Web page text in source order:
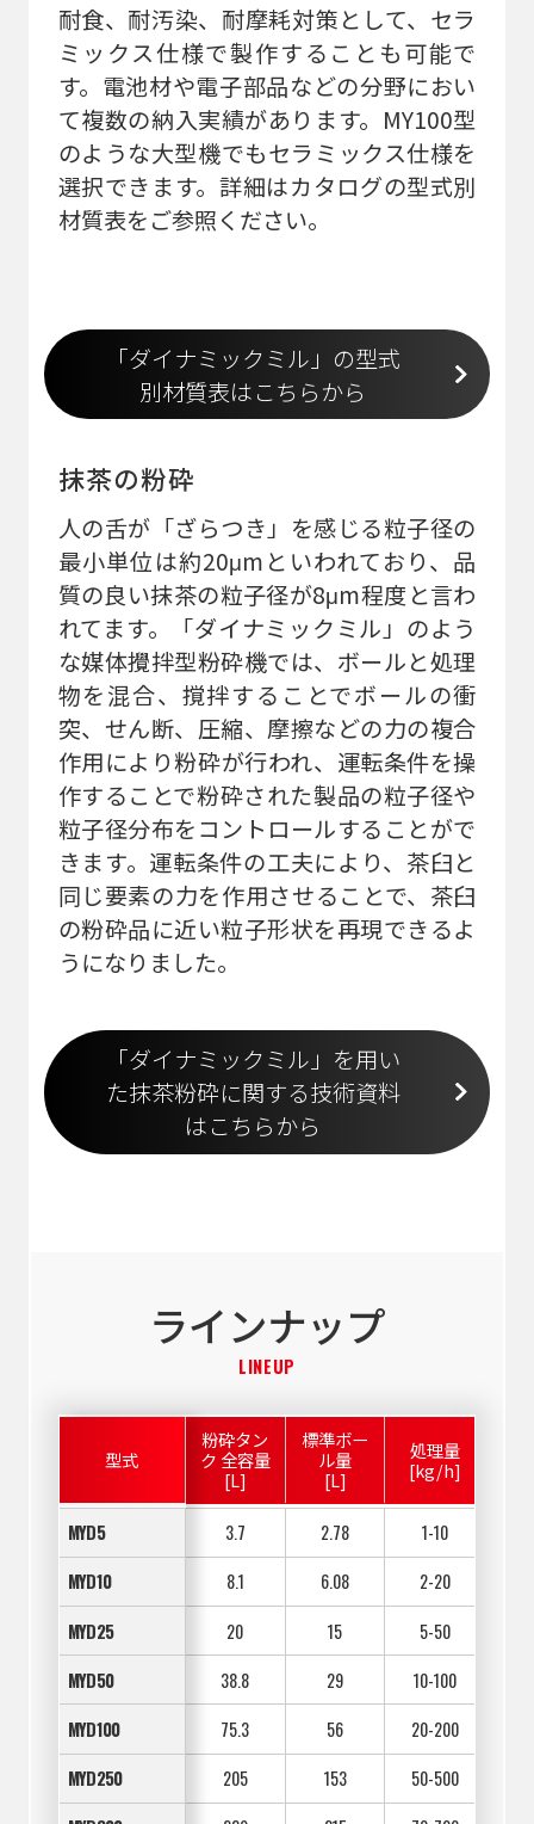
耐食、耐汚染、耐摩耗対策として、セラ
ミックス仕様で製作することも可能で
す。電池材や電子部品などの分野におい
て複数の納入実績があります。MY100型
のような大型機でもセラミックス仕様を
選択できます。詳細はカタログの型式別
材質表をご参照ください。
「ダイナミックミル」の型式
別材質表はこちらから
抹茶の粉砕
人の舌が「ざらつき」を感じる粒子径の
最小単位は約20μmといわれており、品
質の良い抹茶の粒子径が8μm程度と言わ
れてます。「ダイナミックミル」のよう
な媒体攪拌型粉砕機では、ボールと処理
物を混合、撹拌することでボールの衝
突、せん断、圧縮、摩擦などの力の複合
作用により粉砕が行われ、運転条件を操
作することで粉砕された製品の粒子径や
粒子径分布をコントロールすることがで
きます。運転条件の工夫により、茶臼と
同じ要素の力を作用させることで、茶臼
の粉砕品に近い粒子形状を再現できるよ
うになりました。
「ダイナミックミル」を用い
た抹茶粉砕に関する技術資料
はこちらから
ラインナップ
LINEUP
型式
粉砕タン
ク 全容量
[L]
標準ボー
ル量
[L]
処理量
[kg/h]
MYD5 3.7 2.78 1-10
MYD10
8.1 6.08 2-20
MYD25
20 15 5-50
MYD50
38.8 29 10-100
MYD100
75.3 56 20-200
MYD250
205 153 50-500